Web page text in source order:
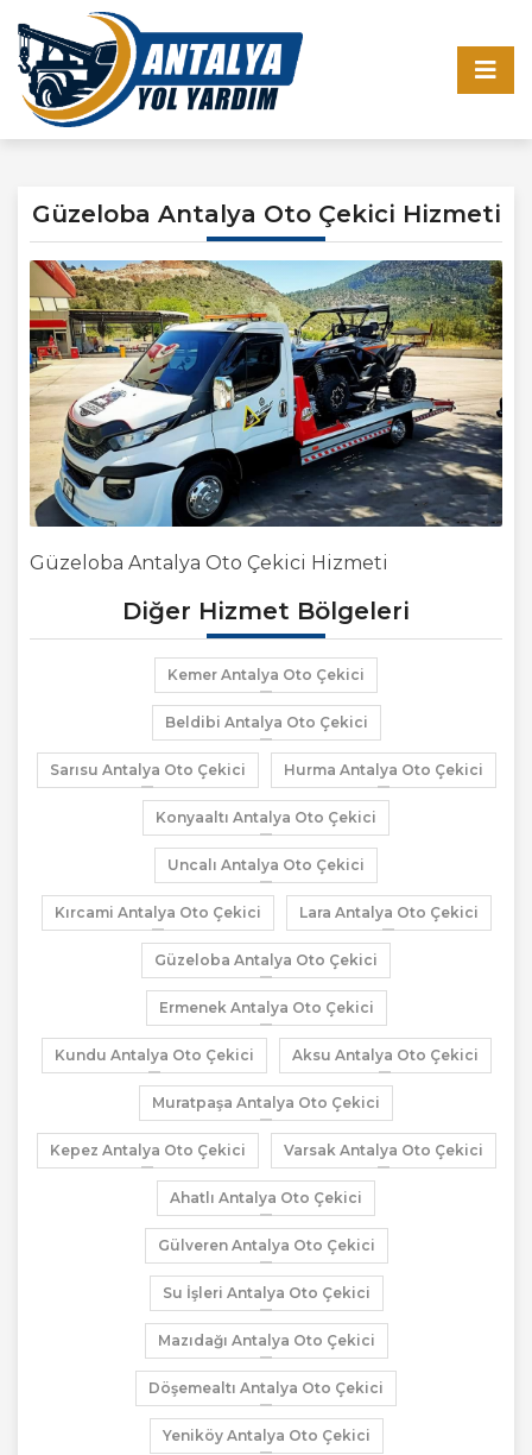
Güzeloba Antalya Oto Çekici Hizmeti
Güzeloba Antalya Oto Çekici Hizmeti
Diğer Hizmet Bölgeleri
Kemer Antalya Oto Çekici
Beldibi Antalya Oto Çekici
Sarısu Antalya Oto Çekici Hurma Antalya Oto Çekici
Konyaaltı Antalya Oto Çekici
Uncalı Antalya Oto Çekici
Kırcami Antalya Oto Çekici Lara Antalya Oto Çekici
Güzeloba Antalya Oto Çekici
Ermenek Antalya Oto Çekici
Kundu Antalya Oto Çekici Aksu Antalya Oto Çekici
Muratpaşa Antalya Oto Çekici
Kepez Antalya Oto Çekici Varsak Antalya Oto Çekici
Ahatlı Antalya Oto Çekici
Gülveren Antalya Oto Çekici
Su İşleri Antalya Oto Çekici
Mazıdağı Antalya Oto Çekici
Döşemealtı Antalya Oto Çekici
Yeniköy Antalya Oto Çekici